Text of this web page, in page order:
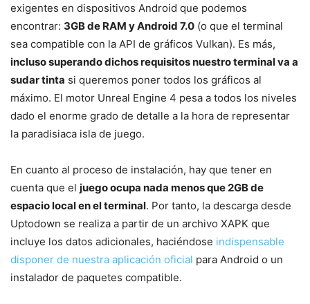
exigentes en dispositivos Android que podemos
encontrar: 3GB de RAM y Android 7.0 (o que el terminal
sea compatible con la API de gráficos Vulkan). Es más,
incluso superando dichos requisitos nuestro terminal va a
sudar tinta si queremos poner todos los gráficos al
máximo. El motor Unreal Engine 4 pesa a todos los niveles
dado el enorme grado de detalle a la hora de representar
la paradisiaca isla de juego.
En cuanto al proceso de instalación, hay que tener en
cuenta que el juego ocupa nada menos que 2GB de
espacio local en el terminal. Por tanto, la descarga desde
Uptodown se realiza a partir de un archivo XAPK que
incluye los datos adicionales, haciéndose indispensable
disponer de nuestra aplicación oficial para Android o un
instalador de paquetes compatible.